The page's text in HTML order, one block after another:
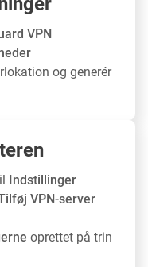
VPN
og generér
Indstillinger
VPN-server
oprettet på trin